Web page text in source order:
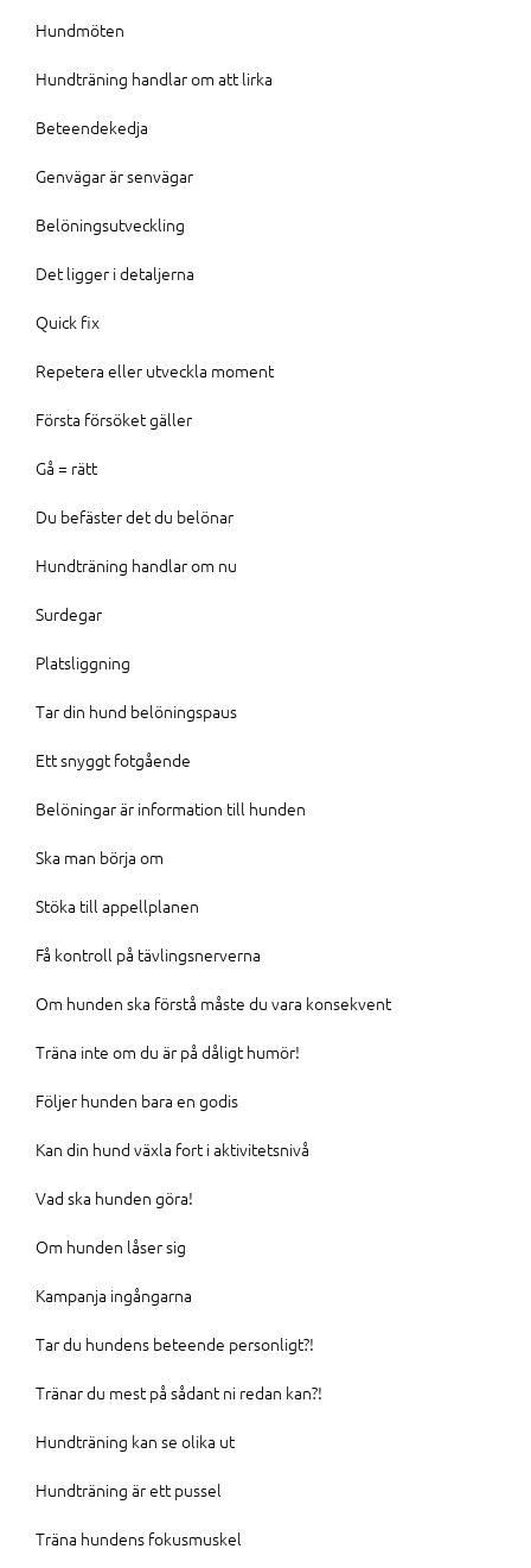
Hundmöten
Hundträning handlar om att lirka
Beteendekedja
Genvägar är senvägar
Belöningsutveckling
Det ligger i detaljerna
Quick fix
Repetera eller utveckla moment
Första försöket gäller
Gå = rätt
Du befäster det du belönar
Hundträning handlar om nu
Surdegar
Platsliggning
Tar din hund belöningspaus
Ett snyggt fotgående
Belöningar är information till hunden
Ska man börja om
Stöka till appellplanen
Få kontroll på tävlingsnerverna
Om hunden ska förstå måste du vara konsekvent
Träna inte om du är på dåligt humör!
Följer hunden bara en godis
Kan din hund växla fort i aktivitetsnivå
Vad ska hunden göra!
Om hunden låser sig
Kampanja ingångarna
Tar du hundens beteende personligt?!
Tränar du mest på sådant ni redan kan?!
Hundträning kan se olika ut
Hundträning är ett pussel
Träna hundens fokusmuskel